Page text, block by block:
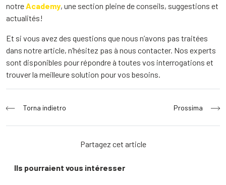
notre Academy, une section pleine de conseils, suggestions et
actualités!
Et si vous avez des questions que nous n’avons pas traitées
dans notre article, n’hésitez pas à nous contacter. Nos experts
sont disponibles pour répondre à toutes vos interrogations et
trouver la meilleure solution pour vos besoins.
Navigation
de
Torna indietro Prossima
Partagez cet article
Ils pourraient vous intéresser